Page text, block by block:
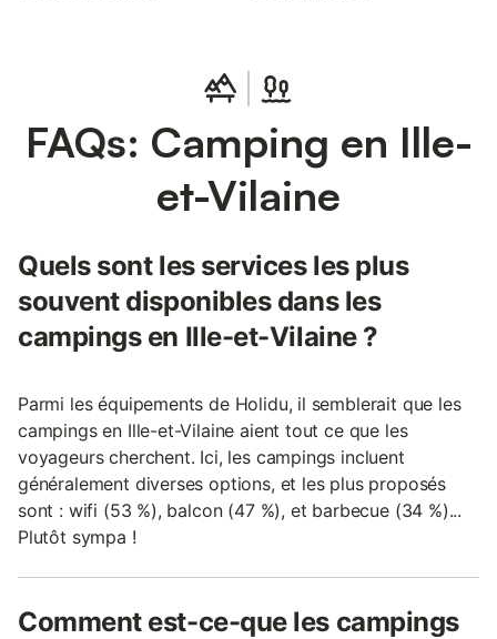
FAQs: Camping en Ille-
et-Vilaine
Quels sont les services les plus
souvent disponibles dans les
campings en Ille-et-Vilaine ?
Parmi les équipements de Holidu, il semblerait que les
campings en Ille-et-Vilaine aient tout ce que les
voyageurs cherchent. Ici, les campings incluent
généralement diverses options, et les plus proposés
sont : wifi (53 %), balcon (47 %), et barbecue (34 %)...
Plutôt sympa !
Comment est-ce-que les campings